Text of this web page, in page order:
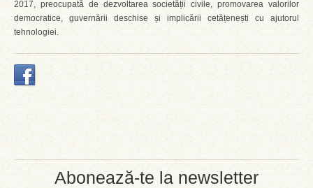
Abonează-te la newsletter
2017, preocupată de dezvoltarea societății civile, promovarea valorilor
democratice, guvernării deschise și implicării cetățenești cu ajutorul
tehnologiei.